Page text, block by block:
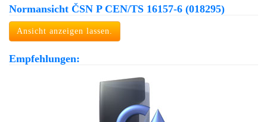
Normansicht ČSN P CEN/TS 16157-6 (018295)
Ansicht anzeigen lassen.
Empfehlungen: